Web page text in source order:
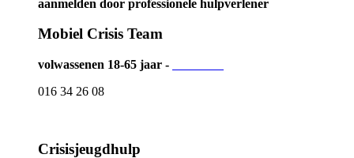
aanmelden door professionele hulpverlener
Mobiel Crisis Team
volwassenen 18-65 jaar -
016 34 26 08
Crisisjeugdhulp